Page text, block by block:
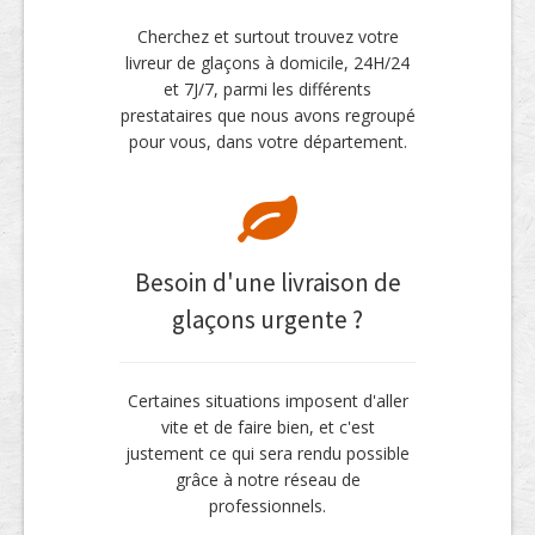
Cherchez et surtout trouvez votre
livreur de glaçons à domicile, 24H/24
et 7J/7, parmi les différents
prestataires que nous avons regroupé
pour vous, dans votre département.
Besoin d'une livraison de
glaçons urgente ?
Certaines situations imposent d'aller
vite et de faire bien, et c'est
justement ce qui sera rendu possible
grâce à notre réseau de
professionnels.